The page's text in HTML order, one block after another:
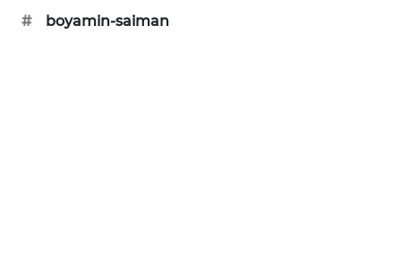
#
boyamin-saiman